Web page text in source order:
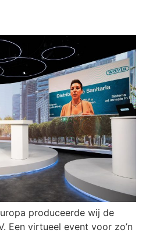
produceerde wij de
Een virtueel event voor zo’n